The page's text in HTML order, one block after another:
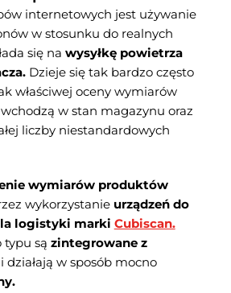
internetowych jest używanie
w stosunku do realnych
się na wysyłkę powietrza
Dzieje się tak bardzo często
właściwej oceny wymiarów
w stan magazynu oraz
liczby niestandardowych
wymiarów produktów
wykorzystanieurządzeń do
logistyki marki Cubiscan.
typu są zintegrowane z
i działają w sposób mocno